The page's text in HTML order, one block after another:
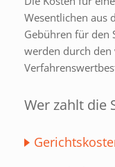
Wesentlichen aus
Gebühren für den
werden durch den
Wer zahlt die